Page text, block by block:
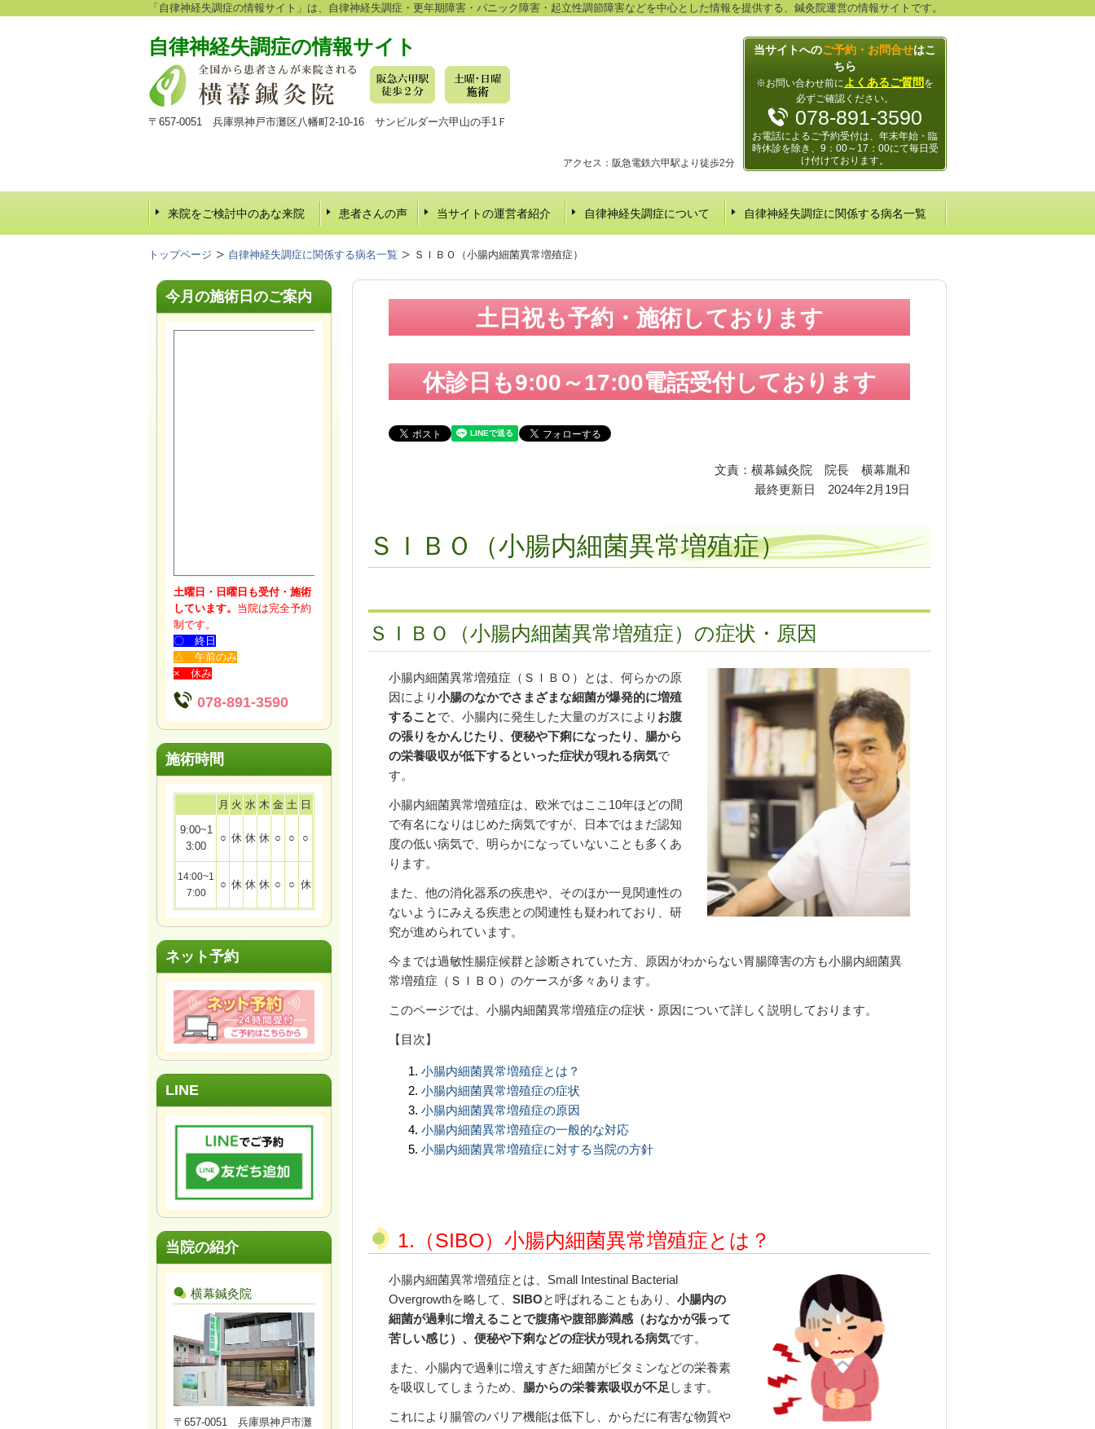
「自律神経失調症の情報サイト」は、自律神経失調症・更年期障害・パニック障害・起立性調節障害などを中心とした情報を提供する、鍼灸院運営の情報サイトです。
自律神経失調症の情報サイト
〒657-0051 兵庫県神戸市灘区八幡町2-10-16 サンビルダー六甲山の手1Ｆ
アクセス：阪急電鉄六甲駅より徒歩2分
当サイトへのご予約・お問合せはこ
ちら
※お問い合わせ前に よくあるご質問 を
必ずご確認ください。
078-891-3590
お電話によるご予約受付は、年末年始・臨
時休診を除き、9：00～17：00にて毎日受
け付けております。
来院をご検討中のあな来院 患者さんの声 当サイトの運営者紹介 自律神経失調症について 自律神経失調症に関係する病名一覧
トップページ 自律神経失調症に関係する病名一覧 ＳＩＢＯ（小腸内細菌異常増殖症）
土日祝も予約・施術しております
休診日も9:00～17:00電話受付しております
文責：横幕鍼灸院 院長 横幕胤和
最終更新日 2024年2月19日
ＳＩＢＯ（小腸内細菌異常増殖症）
ＳＩＢＯ（小腸内細菌異常増殖症）の症状・原因
小腸内細菌異常増殖症（ＳＩＢＯ）とは、何らかの原
因により小腸のなかでさまざまな細菌が爆発的に増殖
することで、小腸内に発生した大量のガスにより お腹
の張りをかんじたり、便秘や下痢になったり、腸から
の栄養吸収が低下するといった症状が現れる病気で
す。
小腸内細菌異常増殖症は、欧米ではここ 10年ほどの間
で有名になりはじめた病気ですが、日本ではまだ認知
度の低い病気で、明らかになっていないことも多くあ
ります。
また、他の消化器系の疾患や、そのほか一見関連性の
ないようにみえる疾患との関連性も疑われており、研
究が進められています。
今までは過敏性腸症候群と診断されていた方、原因がわからない胃腸障害の方も小腸内細菌異
常増殖症（ＳＩＢＯ）のケースが多々あります。
このページでは、小腸内細菌異常増殖症の症状・原因について詳しく説明しております。
【目次】
小腸内細菌異常増殖症とは？
小腸内細菌異常増殖症の症状
小腸内細菌異常増殖症の原因
小腸内細菌異常増殖症の一般的な対応
小腸内細菌異常増殖症に対する当院の方針
1.（SIBO） 小腸内細菌異常増殖症とは？
小腸内細菌異常増殖症とは、 Small Intestinal Bacterial
Overgrowthを略して、 SIBOと呼ばれることもあり、 小腸内の
細菌が過剰に増えることで腹痛や腹部膨満感（おなかが張って
苦しい感じ）、便秘や下痢などの症状が現れる病気です。
また、小腸内で過剰に増えすぎた細菌がビタミンなどの栄養素
を吸収してしまうため、 腸からの栄養素吸収が不足 します。
これにより腸管のバリア機能は低下し、からだに有害な物質や
今月の施術日のご案内
土曜日・日曜日も受付・施術
しています。 当院は完全予約
制です。
〇 終日
△ 午前のみ
× 休み
078-891-3590
施術時間
月 火 水 木 金 土 日
9:00~1
3:00
○ 休 休 休 ○ ○ ○
14:00~1
7:00
○ 休 休 休 ○ ○ 休
ネット予約
LINE
当院の紹介
横幕鍼灸院
〒657-0051 兵庫県神戸市灘